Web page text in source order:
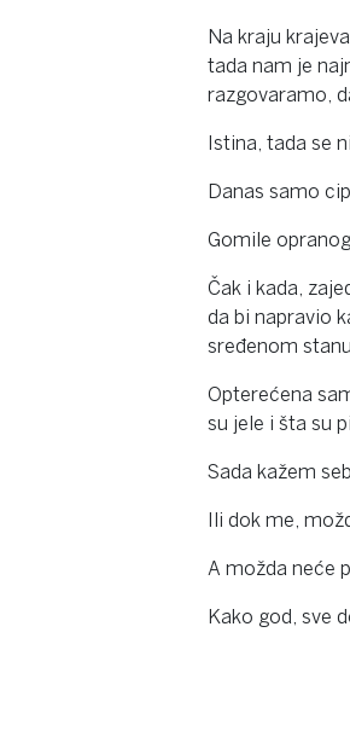
Na kraju
tada nam je
razgovaramo,
Istina, tada se
Danas samo
Gomile
Čak i kada,
da bi napravio
sređenom
Opterećena
su jele i šta su
Sada kažem
Ili dok me,
A možda neće
Kako god, sve